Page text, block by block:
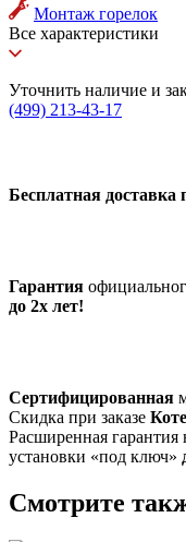
Монтаж горелок
Все характеристики
Уточнить наличие и
(499) 213-43-17
Бесплатная доставка
Гарантия
до 2х лет!
Сертифицированная
Скидка при заказе
Расширенная
установки «под ключ»
Смотрите